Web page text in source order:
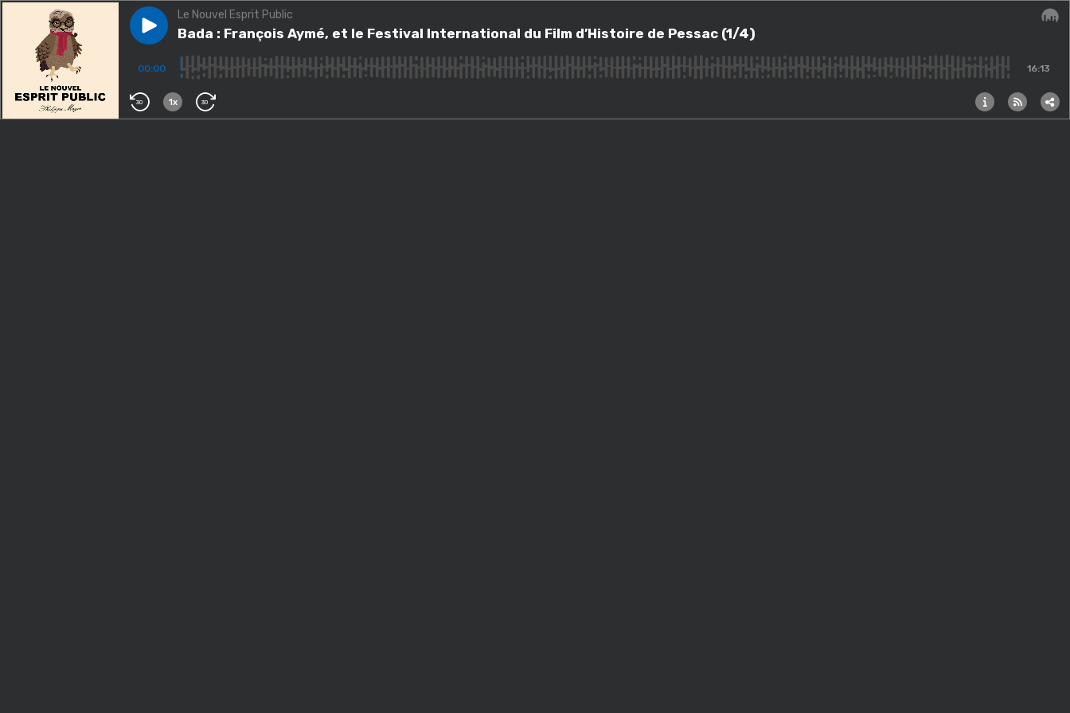
Play episodeBada : François Aymé, et le Festival International du Film d’Histoire de Pessac (1/4)
Le Nouvel Esprit Public
Bada : François Aymé, et le Festival International du Film d’Histoire de Pessac (1/4)
00:00 16:13
30 1x 30